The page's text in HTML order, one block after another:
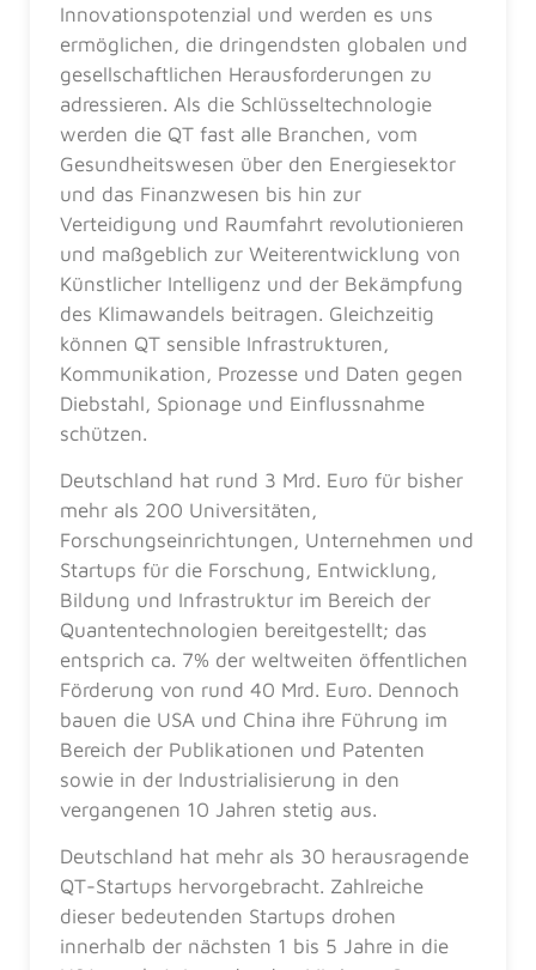
Innovationspotenzial und werden es uns
ermöglichen, die dringendsten globalen und
gesellschaftlichen Herausforderungen zu
adressieren. Als die Schlüsseltechnologie
werden die QT fast alle Branchen, vom
Gesundheitswesen über den Energiesektor
und das Finanzwesen bis hin zur
Verteidigung und Raumfahrt revolutionieren
und maßgeblich zur Weiterentwicklung von
Künstlicher Intelligenz und der Bekämpfung
des Klimawandels beitragen. Gleichzeitig
können QT sensible Infrastrukturen,
Kommunikation, Prozesse und Daten gegen
Diebstahl, Spionage und Einflussnahme
schützen.
Deutschland hat rund 3 Mrd. Euro für bisher
mehr als 200 Universitäten,
Forschungseinrichtungen, Unternehmen und
Startups für die Forschung, Entwicklung,
Bildung und Infrastruktur im Bereich der
Quantentechnologien bereitgestellt; das
entsprich ca. 7% der weltweiten öffentlichen
Förderung von rund 40 Mrd. Euro. Dennoch
bauen die USA und China ihre Führung im
Bereich der Publikationen und Patenten
sowie in der Industrialisierung in den
vergangenen 10 Jahren stetig aus.
Deutschland hat mehr als 30 herausragende
QT-Startups hervorgebracht. Zahlreiche
dieser bedeutenden Startups drohen
innerhalb der nächsten 1 bis 5 Jahre in die